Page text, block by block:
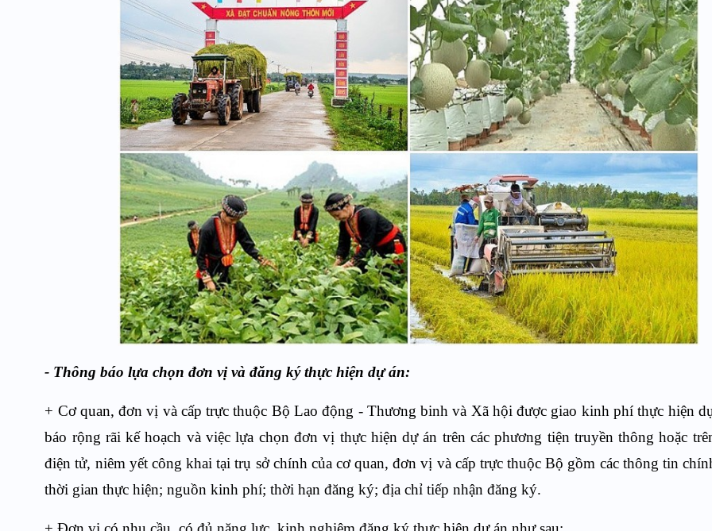
- Thông báo lựa chọn đơn vị và đăng ký thực hiện dự án:
+ Cơ quan, đơn vị và cấp trực thuộc Bộ Lao động - Thương binh và Xã hội được giao kinh phí thực hiện
báo rộng rãi kế hoạch và việc lựa chọn đơn vị thực hiện dự án trên các phương tiện truyền thông hoặc
điện tử, niêm yết công khai tại trụ sở chính của cơ quan, đơn vị và cấp trực thuộc Bộ gồm các thông tin
thời gian thực hiện;nguồn kinh phí; thời hạn đăng ký;địa chỉ tiếp nhận đăng ký.